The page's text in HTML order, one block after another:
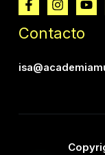
Contacto